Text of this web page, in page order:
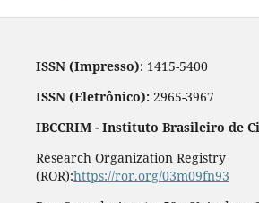
ISSN (Impresso): 1415-5400
ISSN (Eletrônico): 2965-3967
IBCCRIM - Instituto Brasileiro de
Research Organization Registry
(ROR):https://ror.org/03m09fn93